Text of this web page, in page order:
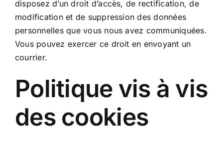
disposez d’un droit d’accès, de rectification, de
modification et de suppression des données
personnelles que vous nous avez communiquées.
Vous pouvez exercer ce droit en envoyant un
courrier.
Politique vis à vis
des cookies